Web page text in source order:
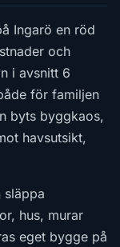
Ingarö en röd
och
i avsnitt 6
för familjen
byts byggkaos,
havsutsikt,
släppa
hus, murar
eget bygge på